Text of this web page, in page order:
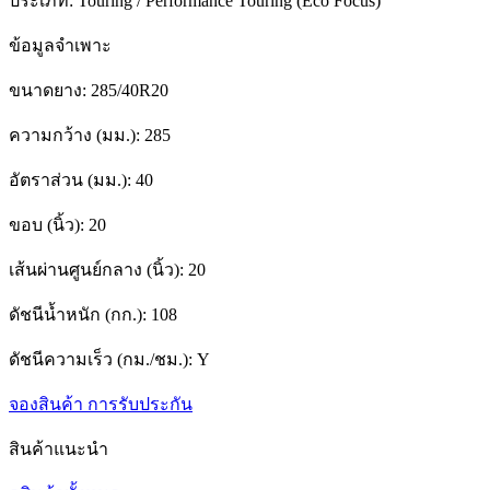
ข้อมูลจำเพาะ
ขนาดยาง: 285/40R20
ความกว้าง (มม.): 285
อัตราส่วน (มม.): 40
ขอบ (นิ้ว): 20
เส้นผ่านศูนย์กลาง (นิ้ว): 20
ดัชนีน้ำหนัก (กก.): 108
ดัชนีความเร็ว (กม./ชม.): Y
จองสินค้า การรับประกัน
สินค้าแนะนำ